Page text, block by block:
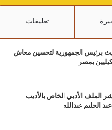
تعليقات
برئيس الجمهورية لتحسين معاش
بمصر
الملف الأدبي الخاص بالأديب
الحليم عبدالله